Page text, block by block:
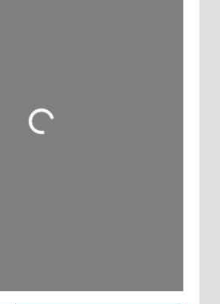
Wird geladen …